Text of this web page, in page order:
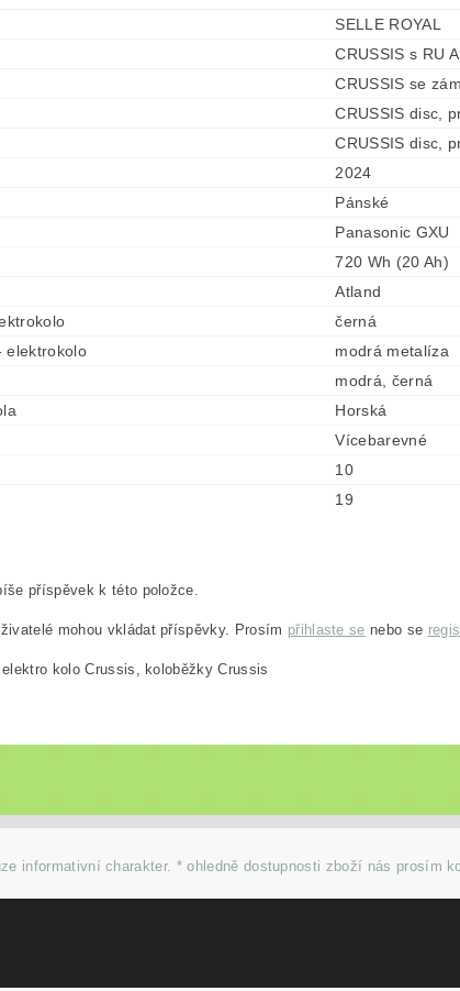
SELLE ROYAL
CRUSSIS s RU
CRUSSIS se
CRUSSIS disc,
CRUSSIS disc,
2024
Pánské
Panasonic GXU
720 Wh (20 Ah)
Atland
černá
elektrokolo
modrá metalíza
modrá, černá
Horská
Vícebarevné
10
19
příspěvek k této položce.
mohou vkládat příspěvky. Prosím přihlaste se nebo se
kolo Crussis, koloběžky Crussis
informativní charakter. * ohledně dostupnosti zboží nás prosím